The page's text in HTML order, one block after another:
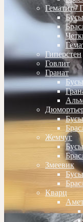
Гематит /
Гиперстен
Говлит
Гранат
Жемчуг
Змеевик
Кварц